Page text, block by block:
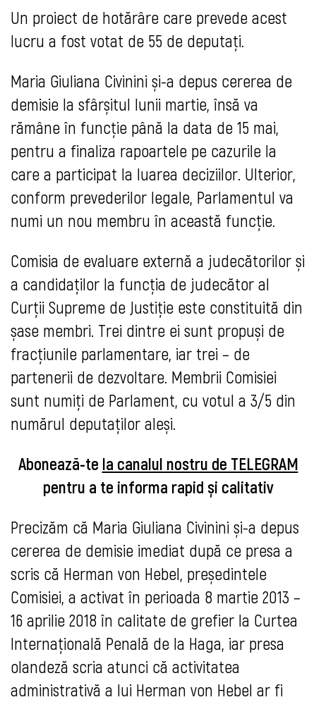
Un proiect de hotărâre care prevede acest
lucru a fost votat de 55 de deputați.
Maria Giuliana Civinini și-a depus cererea de
demisie la sfârșitul lunii martie, însă va
rămâne în funcție până la data de 15 mai,
pentru a finaliza rapoartele pe cazurile la
care a participat la luarea deciziilor. Ulterior,
conform prevederilor legale, Parlamentul va
numi un nou membru în această funcție.
Comisia de evaluare externă a judecătorilor și
a candidaților la funcția de judecător al
Curții Supreme de Justiție este constituită din
șase membri. Trei dintre ei sunt propuși de
fracțiunile parlamentare, iar trei – de
partenerii de dezvoltare. Membrii Comisiei
sunt numiți de Parlament, cu votul a 3/5 din
numărul deputaților aleși.
Abonează-te la canalul nostru de TELEGRAM
pentru a te informa rapid și calitativ
Precizăm că Maria Giuliana Civinini și-a depus
cererea de demisie imediat după ce presa a
scris că Herman von Hebel, președintele
Comisiei, a activat în perioada 8 martie 2013 –
16 aprilie 2018 în calitate de grefier la Curtea
Internațională Penală de la Haga, iar presa
olandeză scria atunci că activitatea
administrativă a lui Herman von Hebel ar fi